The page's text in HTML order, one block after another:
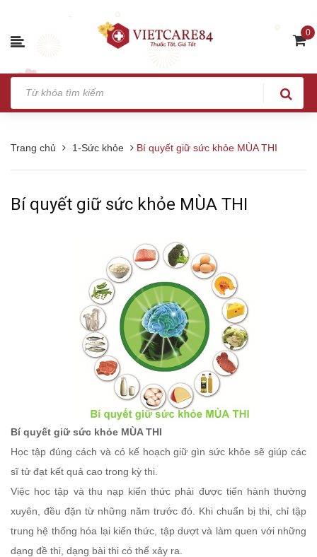
0
Trang chủ 1-Sức khỏe Bí quyết giữ sức khỏe MÙA THI
Bí quyết giữ sức khỏe MÙA THI
Bí quyết giữ sức khỏe MÙA THI
Học tập đúng cách và có kế hoạch giữ gìn sức khỏe sẽ giúp các
sĩ tử đạt kết quả cao trong kỳ thi.
Việc học tập và thu nạp kiến thức phải được tiến hành thường
xuyên, đều đặn từ những năm trước đó. Khi chuẩn bị thi, chỉ tập
trung hệ thống hóa lại kiến thức, tập dượt và làm quen với những
dạng đề thi, dạng bài thi có thể xảy ra.